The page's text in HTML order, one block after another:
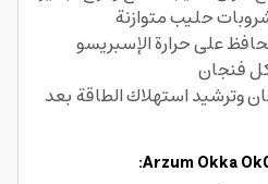
حليب متوازنة
على حرارة الإسبريسو
فنجان
وترشيد استهلاك الطاقة بعد